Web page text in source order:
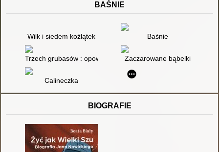
BAŚNIE
Wilk i siedem koźlątek Baśnie
Trzech grubasów : opowieść dla dzieciZaczarowane bąbelki
Calineczka
BIOGRAFIE